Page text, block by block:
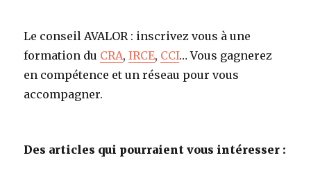
Le conseil AVALOR : inscrivez vous à une
formation du CRA,IRCE, CCI… Vous gagnerez
en compétence et un réseau pour vous
accompagner.
Des articles qui pourraient vous intéresser :